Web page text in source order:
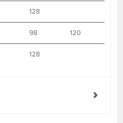
128
98 120
128